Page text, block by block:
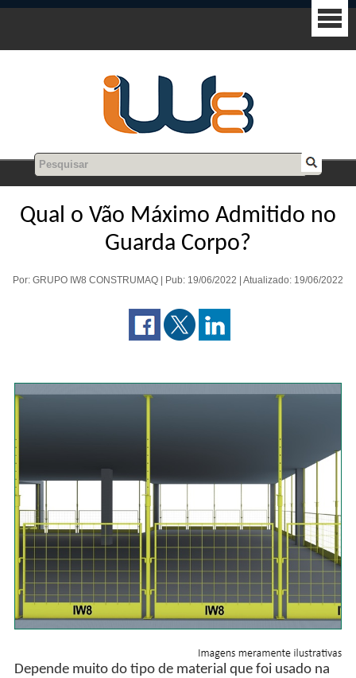
Qual o Vão Máximo Admitido no
Guarda Corpo?
Por: GRUPO IW8 CONSTRUMAQ | Pub: 19/06/2022 | Atualizado: 19/06/2022
Depende muito do tipo de material que foi usado na